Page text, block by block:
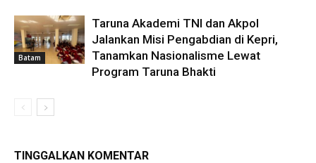
Batam
Taruna Akademi TNI dan Akpol
Jalankan Misi Pengabdian di Kepri,
Tanamkan Nasionalisme Lewat
Program Taruna Bhakti
TINGGALKAN KOMENTAR